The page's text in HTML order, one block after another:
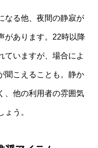
なる他、夜間の静寂が
があります。22時以降
ていますが、場合によ
聞こえることも。静か
、他の利用者の雰囲気
う。